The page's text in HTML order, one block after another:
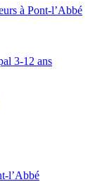
à Pont-l’Abbé
3-12 ans
l’Abbé